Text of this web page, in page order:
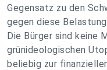
Gegensatz zu den
gegen diese
Die Bürger sind keine
grünideologischen
beliebig zur